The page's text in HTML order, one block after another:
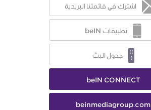
اشترك في قائمتنا البريدية
تطبيقات beIN
جدول البث
beIN CONNECT
beinmediagroup.com